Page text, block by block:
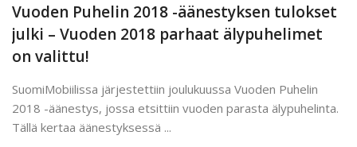
Vuoden Puhelin 2018 -äänestyksen tulokset
julki – Vuoden 2018 parhaat älypuhelimet
on valittu!
SuomiMobiilissa järjestettiin joulukuussa Vuoden Puhelin
2018 -äänestys, jossa etsittiin vuoden parasta älypuhelinta.
Tällä kertaa äänestyksessä ...